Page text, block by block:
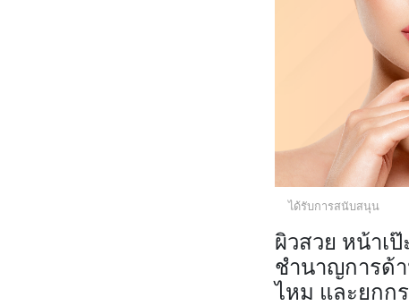
ได้รับการสนับสนุน
ผิวสวย หน้าเ
ชำนาญการด้
ไหม และยกก